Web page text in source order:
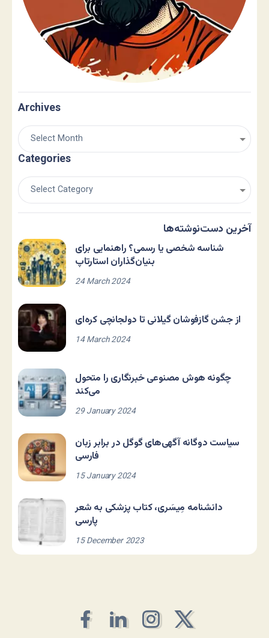
Archives
Categories
آخرین دست‌نوشته‌ها
شناسه شخصی یا رسمی؟ راهنمایی برای
بنیان‌گذاران استارتاپ
24 March 2024
از جشن گازفوشان گیلانی تا دولجانچی کره‌ای
14 March 2024
چگونه هوش مصنوعی خبرنگاری را متحول
می‌کند
29 January 2024
سیاست دوگانه آگهی‌های گوگل در برابر زبان
فارسی
15 January 2024
دانشنامه مِیسَری، کتاب پزشکی به شعر
پارسی
15 December 2023